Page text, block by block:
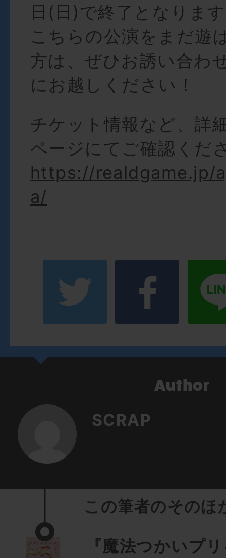
日(日)で終了となりま
こちらの公演をまだ遊
方は、ぜひお誘い合わ
にお越しください！
チケット情報など、詳
ページにてご確認くだ
https://realdgame.jp/
a/
SCRAP
この筆者のそのほ
『魔法つかいプ